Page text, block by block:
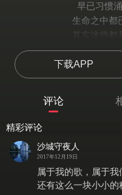
早已习惯
生命之中都
其实这些都
我们已经
我的歌声也很
我的失败在
最
最
唱
下载APP
评论
精彩评论
沙城守夜人
2017年12月19日
属于我的歌，属于
还有这么一块小小的